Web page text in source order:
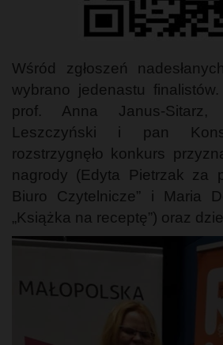
Wśród zgłoszeń
wybrano jedenastu
prof. Anna Janus-Sitarz,
Leszczyński i pan
rozstrzygnęło konkurs
nagrody (Edyta Pietrzak za
Biuro Czytelnicze” i Maria
„Książka na receptę”) oraz